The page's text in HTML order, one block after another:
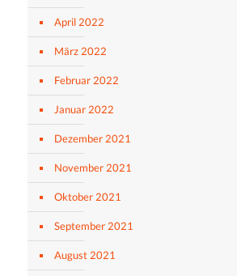
April 2022
März 2022
Februar 2022
Januar 2022
Dezember 2021
November 2021
Oktober 2021
September 2021
August 2021